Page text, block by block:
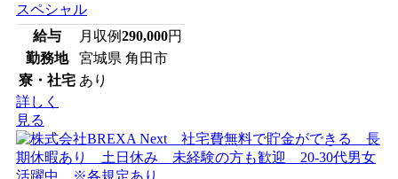
スペシャル
給与
月収例290,000円
勤務地
宮城県 角田市
寮・社宅 あり
詳しく
見る